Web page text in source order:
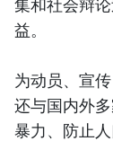
集和社会辩
益。
为动员、宣
还与国内外
暴力、防止